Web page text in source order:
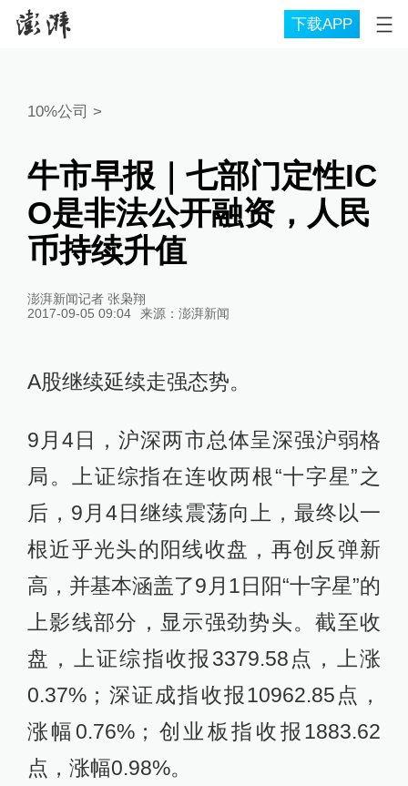
下载APP
10%公司 >
牛市早报｜七部门定性IC
O是非法公开融资，人民
币持续升值
澎湃新闻记者 张枭翔
2017-09-05 09:04
来源： 澎湃新闻
A股继续延续走强态势。
9月4日，沪深两市总体呈深强沪弱格
局。上证综指在连收两根“十字星”之
后，9月4日继续震荡向上，最终以一
根近乎光头的阳线收盘，再创反弹新
高，并基本涵盖了9月1日阳“十字星”的
上影线部分，显示强劲势头。截至收
盘，上证综指收报3379.58点，上涨
0.37%；深证成指收报10962.85点，
涨幅0.76%；创业板指收报1883.62
点，涨幅0.98%。